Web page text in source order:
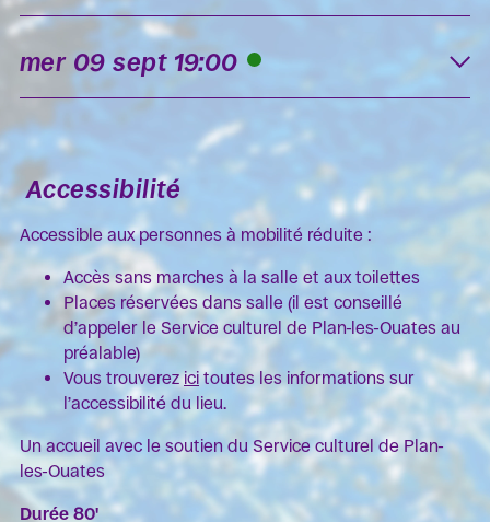
mer 09 sept 19:00
Accessibilité
Accessible aux personnes à mobilité réduite :
Accès sans marches à la salle et aux toilettes
Places réservées dans salle (il est conseillé
d’appeler le Service culturel de Plan-les-Ouates au
préalable)
Vous trouverezicitoutes les informations sur
l’accessibilité du lieu.
Un accueil avec le soutien du Service culturel de Plan-
les-Ouates
Durée 80'